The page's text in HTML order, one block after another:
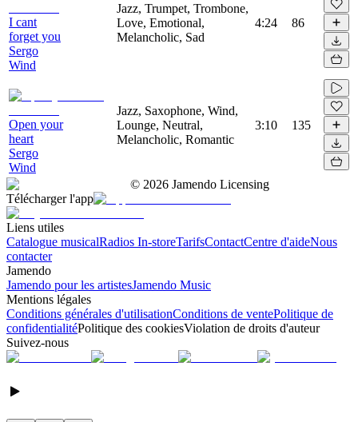
I cant
forget you
Sergo
Wind
Jazz, Trumpet, Trombone,
Love, Emotional,
Melancholic, Sad
4:24 86
Open your
heart
Sergo
Wind
Jazz, Saxophone, Wind,
Lounge, Neutral,
Melancholic, Romantic
3:10 135
© 2026 Jamendo Licensing
Télécharger l'app
Liens utiles
Catalogue musicalRadios In-storeTarifsContactCentre d'aideNous
contacter
Jamendo
Jamendo pour les artistesJamendo Music
Mentions légales
Conditions générales d'utilisationConditions de ventePolitique de
confidentialitéPolitique des cookiesViolation de droits d'auteur
Suivez-nous